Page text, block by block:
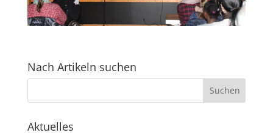
Nach Artikeln suchen
Aktuelles